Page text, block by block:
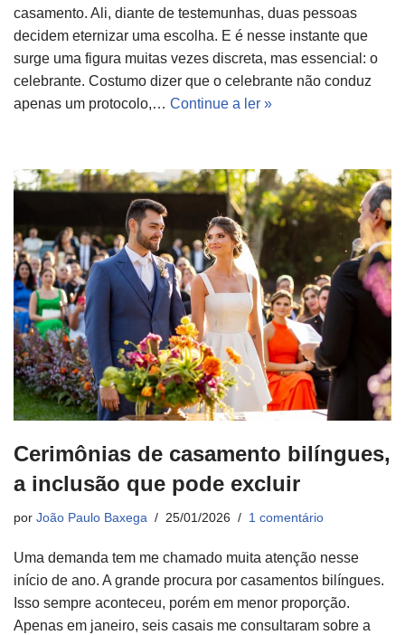
casamento. Ali, diante de testemunhas, duas pessoas
decidem eternizar uma escolha. E é nesse instante que
surge uma figura muitas vezes discreta, mas essencial: o
celebrante. Costumo dizer que o celebrante não conduz
apenas um protocolo,… Continue a ler »
Cerimônias de casamento bilíngues,
a inclusão que pode excluir
por João Paulo Baxega 25/01/2026 1 comentário
Uma demanda tem me chamado muita atenção nesse
início de ano. A grande procura por casamentos bilíngues.
Isso sempre aconteceu, porém em menor proporção.
Apenas em janeiro, seis casais me consultaram sobre a